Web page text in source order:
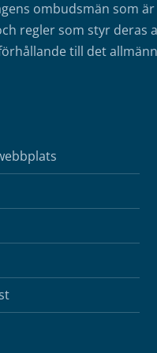
ombudsmän som
regler som styr deras
till det